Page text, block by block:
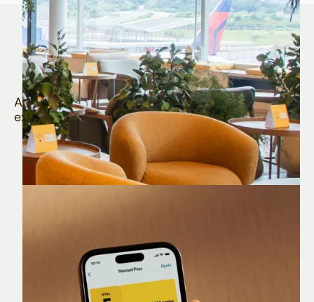
Quem é Nomad tem
muito mais
Aproveite todos os benefícios e vantagens
exclusivas da sua Conta Internacional
Nomad Lounge